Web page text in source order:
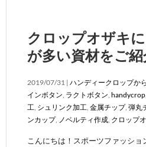
クロップオザキ
が多い資材をご紹
2019/07/31 | ハンディークロップか
インボタン, ラクトボタン, handycrop,
工, シュリンク加工, 金属チップ, 弾丸
ンカップ, ノベルティ作成, クロップ
こんにちは！スポーツファッショ